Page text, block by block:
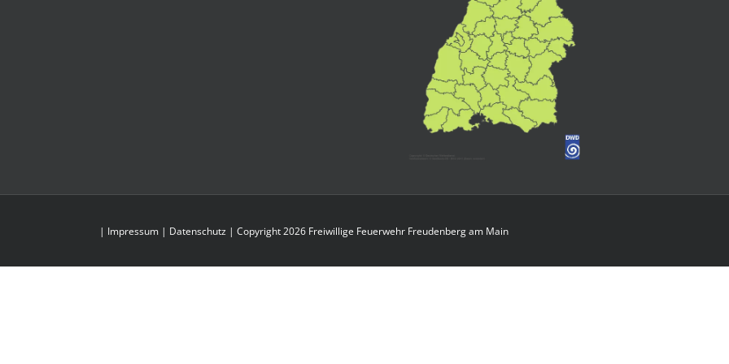
| Impressum | Datenschutz | Copyright 2026 Freiwillige Feuerwehr Freudenberg am Main